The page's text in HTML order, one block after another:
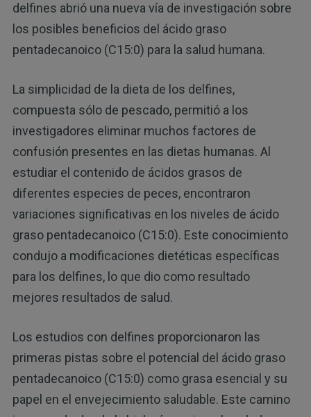
delfines abrió una nueva vía de investigación sobre
los posibles beneficios del ácido graso
pentadecanoico (C15:0) para la salud humana.
La simplicidad de la dieta de los delfines,
compuesta sólo de pescado, permitió a los
investigadores eliminar muchos factores de
confusión presentes en las dietas humanas. Al
estudiar el contenido de ácidos grasos de
diferentes especies de peces, encontraron
variaciones significativas en los niveles de ácido
graso pentadecanoico (C15:0). Este conocimiento
condujo a modificaciones dietéticas específicas
para los delfines, lo que dio como resultado
mejores resultados de salud.
Los estudios con delfines proporcionaron las
primeras pistas sobre el potencial del ácido graso
pentadecanoico (C15:0) como grasa esencial y su
papel en el envejecimiento saludable. Este camino